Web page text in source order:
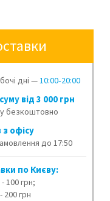
дні —10:00‑20:00
від 3 000 грн
безкоштовно
з офісу
до 17:50
по Києву:
100 грн;
200 грн